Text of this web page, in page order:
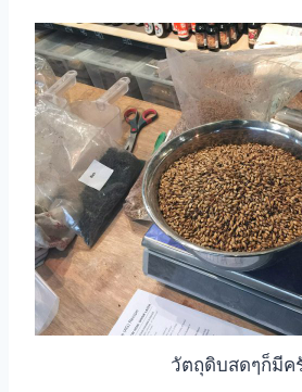
วัตถุดิบสดๆก็มีค